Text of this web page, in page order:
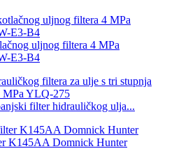
uljnog filtera 4 MPa
E3-B4
filter hidrauličkog ulja...
K145AA Domnick Hunter